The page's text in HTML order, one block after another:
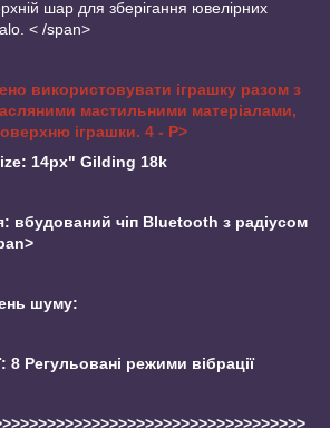
шар для зберігання ювелірних
< /span>
використовувати іграшку разом з
мастильними матеріалами,
іграшки. 4 - P>
14px" Gilding 18k
вбудований чіп Bluetooth з радіусом
шуму:
8 Регульовані режими вібрації